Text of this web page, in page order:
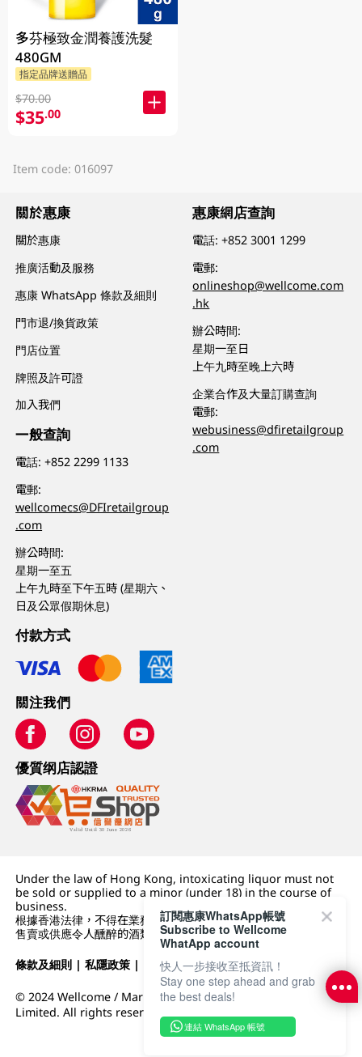
多芬極致金潤養護洗髮
480GM
指定品牌送贈品
$70.00
$35.00
Item code: 016097
關於惠康
關於惠康
推廣活動及服務
惠康 WhatsApp 條款及細則
門市退/換貨政策
門店位置
牌照及許可證
加入我們
一般查詢
電話:+852 2299 1133
電郵:
wellcomecs@DFIretailgroup
.com
辦公時間:
星期一至五
上午九時至下午五時 (星期六、
日及公眾假期休息)
惠康網店查詢
電話:+852 3001 1299
電郵:
onlineshop@wellcome.com
.hk
辦公時間:
星期一至日
上午九時至晚上六時
企業合作及大量訂購查詢
電郵:
webusiness@dfiretailgroup
.com
付款方式
關注我們
優質纲店認證
Under the law of Hong Kong, intoxicating liquor must not
be sold or supplied to a minor (under 18) in the course of
business.
根據香港法律，不得在業務過程中，向未成年人 (18 歲以下人士)
售賣或供應令人醺醉的酒類。
條款及細則 |私隱政策 | DFI零售集團
© 2024 Wellcome / Market Place. The Dairy Farm Company
Limited. All rights reserved.
訂閱惠康WhatsApp帳號
Subscribe to Wellcome
WhatApp account
快人一步接收至抵資訊！
Stay one step ahead and grab
the best deals!
連結 WhatsApp 帳號